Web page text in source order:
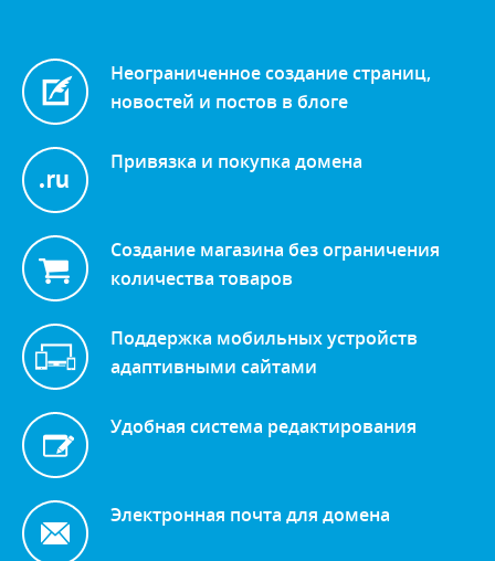
Неограниченное создание страниц,
новостей и постов в блоге
Привязка и покупка домена
Создание магазина без ограничения
количества товаров
Поддержка мобильных устройств
адаптивными сайтами
Удобная система редактирования
Электронная почта для домена